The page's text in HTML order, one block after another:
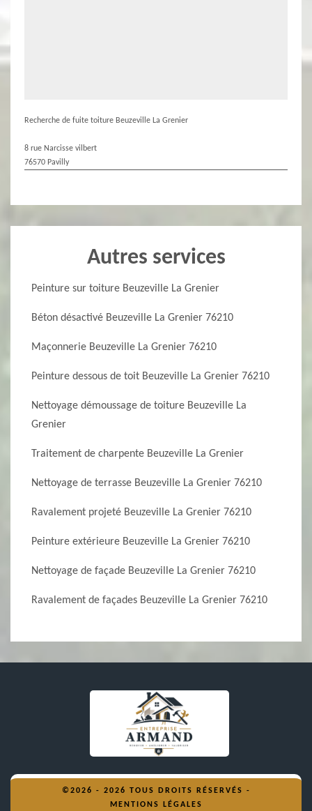
Recherche de fuite toiture Beuzeville La Grenier
8 rue Narcisse vilbert
76570 Pavilly
Autres services
Peinture sur toiture Beuzeville La Grenier
Béton désactivé Beuzeville La Grenier 76210
Maçonnerie Beuzeville La Grenier 76210
Peinture dessous de toit Beuzeville La Grenier 76210
Nettoyage démoussage de toiture Beuzeville La
Grenier
Traitement de charpente Beuzeville La Grenier
Nettoyage de terrasse Beuzeville La Grenier 76210
Ravalement projeté Beuzeville La Grenier 76210
Peinture extérieure Beuzeville La Grenier 76210
Nettoyage de façade Beuzeville La Grenier 76210
Ravalement de façades Beuzeville La Grenier 76210
©2026 - 2026 TOUS DROITS RÉSERVÉS -
MENTIONS LÉGALES